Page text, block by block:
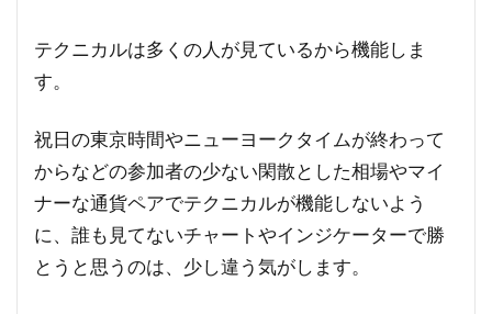
テクニカルは多くの人が見ているから機能しま
す。
祝日の東京時間やニューヨークタイムが終わって
からなどの参加者の少ない閑散とした相場やマイ
ナーな通貨ペアでテクニカルが機能しないよう
に、誰も見てないチャートやインジケーターで勝
とうと思うのは、少し違う気がします。